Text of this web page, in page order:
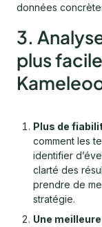
données
3.
plus
Plus de
comment les
identifier
clarté des
prendre de
stratégie.
Une